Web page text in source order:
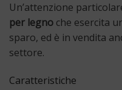
Un’attenzione
per legno che esercita
sparo, ed è in vendita
settore.
Caratteristiche